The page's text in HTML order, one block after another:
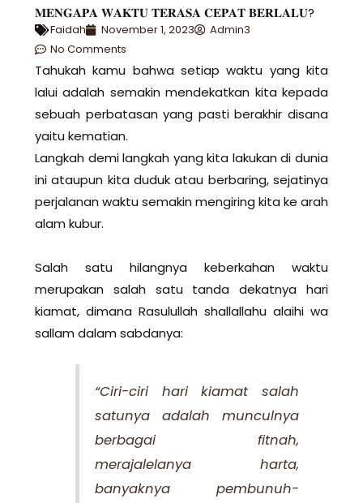
𝐌𝐄𝐍𝐆𝐀𝐏𝐀 𝐖𝐀𝐊𝐓𝐔 𝐓𝐄𝐑𝐀𝐒𝐀 𝐂𝐄𝐏𝐀𝐓 𝐁𝐄𝐑𝐋𝐀𝐋𝐔?
Faidah November 1, 2023
Admin3
No Comments
Tahukah kamu bahwa setiap waktu yang kita
lalui adalah semakin mendekatkan kita kepada
sebuah perbatasan yang pasti berakhir disana
yaitu kematian.
Langkah demi langkah yang kita lakukan di dunia
ini ataupun kita duduk atau berbaring, sejatinya
perjalanan waktu semakin mengiring kita ke arah
alam kubur.
Salah satu hilangnya keberkahan waktu
merupakan salah satu tanda dekatnya hari
kiamat, dimana Rasulullah shallallahu alaihi wa
sallam dalam sabdanya:
“Ciri-ciri hari kiamat salah
satunya adalah munculnya
berbagai fitnah,
merajalelanya harta,
banyaknya pembunuh-